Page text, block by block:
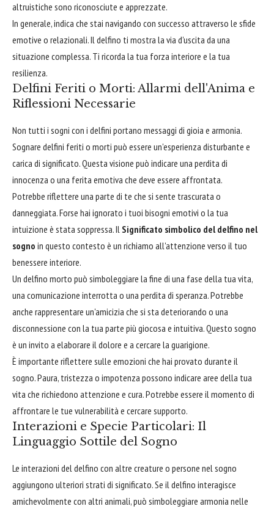
altruistiche sono riconosciute e apprezzate.
In generale, indica che stai navigando con successo attraverso le sfide
emotive o relazionali. Il delfino ti mostra la via d'uscita da una
situazione complessa. Ti ricorda la tua forza interiore e la tua
resilienza.
Delfini Feriti o Morti: Allarmi dell'Anima e
Riflessioni Necessarie
Non tutti i sogni con i delfini portano messaggi di gioia e armonia.
Sognare delfini feriti o morti può essere un'esperienza disturbante e
carica di significato. Questa visione può indicare una perdita di
innocenza o una ferita emotiva che deve essere affrontata.
Potrebbe riflettere una parte di te che si sente trascurata o
danneggiata. Forse hai ignorato i tuoi bisogni emotivi o la tua
intuizione è stata soppressa. Il Significato simbolico del delfino nel
sogno in questo contesto è un richiamo all'attenzione verso il tuo
benessere interiore.
Un delfino morto può simboleggiare la fine di una fase della tua vita,
una comunicazione interrotta o una perdita di speranza. Potrebbe
anche rappresentare un'amicizia che si sta deteriorando o una
disconnessione con la tua parte più giocosa e intuitiva. Questo sogno
è un invito a elaborare il dolore e a cercare la guarigione.
È importante riflettere sulle emozioni che hai provato durante il
sogno. Paura, tristezza o impotenza possono indicare aree della tua
vita che richiedono attenzione e cura. Potrebbe essere il momento di
affrontare le tue vulnerabilità e cercare supporto.
Interazioni e Specie Particolari: Il
Linguaggio Sottile del Sogno
Le interazioni del delfino con altre creature o persone nel sogno
aggiungono ulteriori strati di significato. Se il delfino interagisce
amichevolmente con altri animali, può simboleggiare armonia nelle